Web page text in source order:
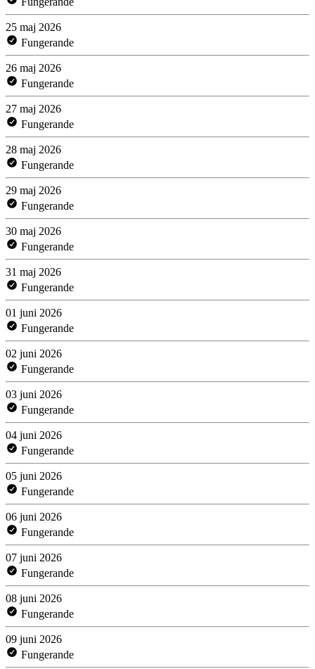
25 maj 2026
Fungerande
26 maj 2026
Fungerande
27 maj 2026
Fungerande
28 maj 2026
Fungerande
29 maj 2026
Fungerande
30 maj 2026
Fungerande
31 maj 2026
Fungerande
01 juni 2026
Fungerande
02 juni 2026
Fungerande
03 juni 2026
Fungerande
04 juni 2026
Fungerande
05 juni 2026
Fungerande
06 juni 2026
Fungerande
07 juni 2026
Fungerande
08 juni 2026
Fungerande
09 juni 2026
Fungerande